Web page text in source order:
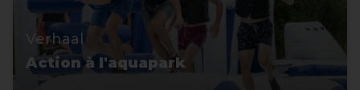
Verhaal
Action à l'aquapark